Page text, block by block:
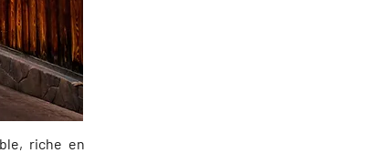
riche en